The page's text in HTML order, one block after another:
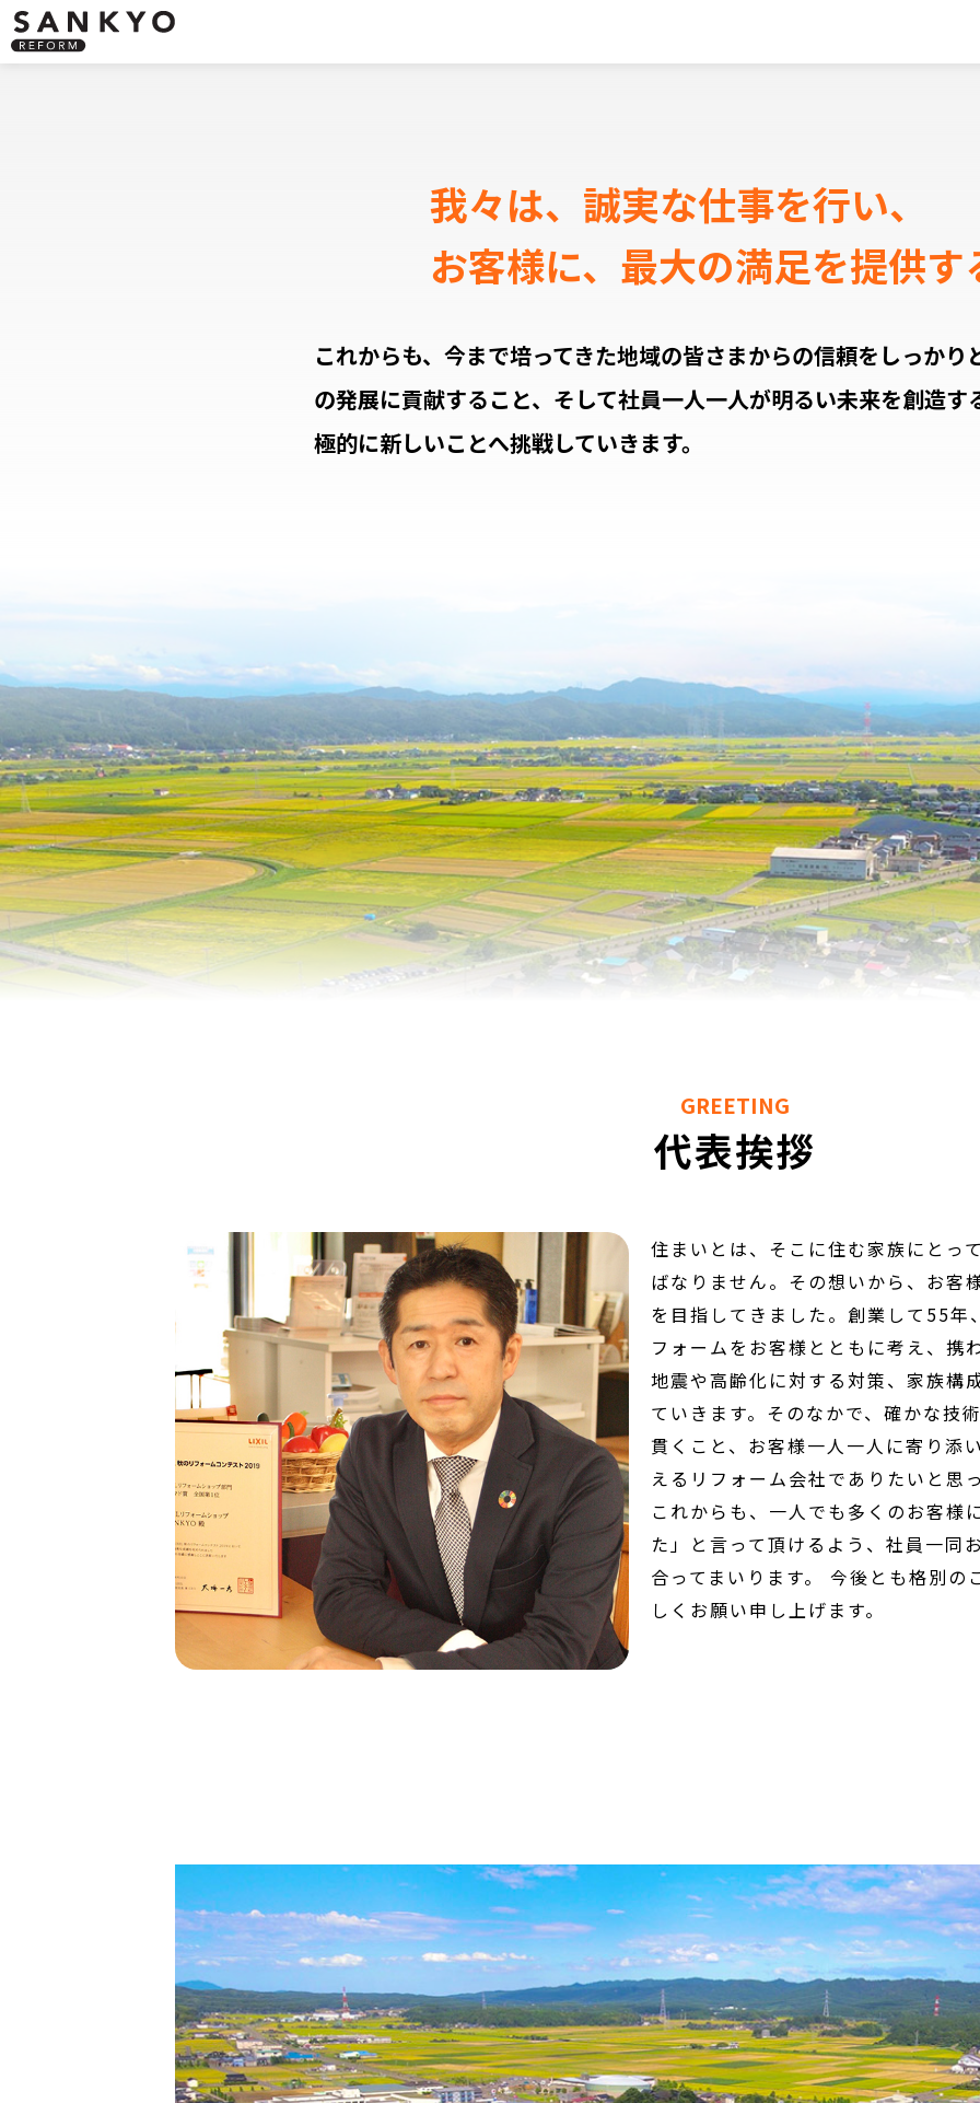
我々は、誠実な仕事を行い、
お客様に、最大の満足を提供す
これからも、今まで培ってきた地域の皆さまからの信頼をしっかり
の発展に貢献すること、そして社員一人一人が明るい未来を創造す
極的に新しいことへ挑戦していきます。
GREETING
代表挨拶
住まいとは、そこに住む家族にとっ
ばなりません。その想いから、お客
を目指してきました。創業して55
フォームをお客様とともに考え、携
地震や高齢化に対する対策、家族構
ていきます。そのなかで、確かな技
貫くこと、お客様一人一人に寄り添
えるリフォーム会社でありたいと思
これからも、一人でも多くのお客様
た」と言って頂けるよう、社員一同
合ってまいります。 今後とも格別
しくお願い申し上げます。